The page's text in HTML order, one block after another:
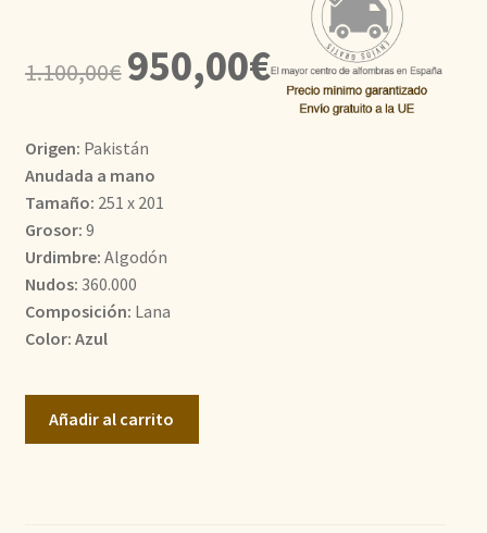
1.100,00€
El
precio
era:
1.100,00€.
950,00€El
precio
Origen: Pakistán
Anudada a mano
Tamaño: 251 x 201
Grosor: 9
Urdimbre: Algodón
Nudos: 360.000
Composición: Lana
Color: Azul
Añadir al carrito